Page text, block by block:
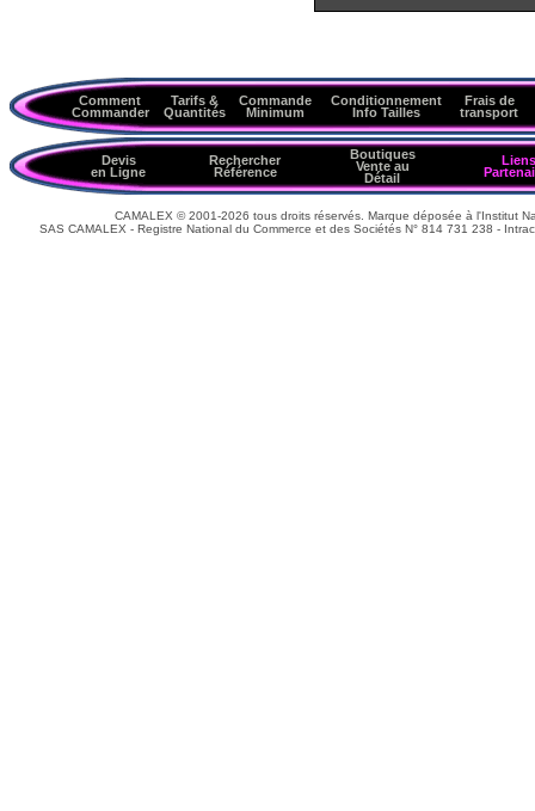
Comment
Commander
Tarifs &
Quantités
Commande
Minimum
Conditionnement
Info Tailles
Frais de
transport
Devis
en Ligne
Rechercher
Référence
Boutiques
Vente au
Détail
Liens
CAMALEX © 2001-2026 tous droits réservés. Marque déposée à l'Institut
SAS CAMALEX - Registre National du Commerce et des Sociétés N° 814 731 238 -